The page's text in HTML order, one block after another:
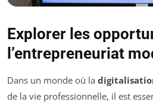
Explorer les
l’entrepreneuriat
Dans un monde où la
de la vie professionnelle, il est